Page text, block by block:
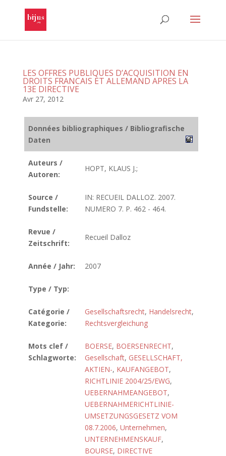
LES OFFRES PUBLIQUES D’ACQUISITION EN
DROITS FRANCAIS ET ALLEMAND APRES LA
13E DIRECTIVE
Avr 27, 2012
Données bibliographiques / Bibliografische
Daten
Auteurs /
Autoren:
HOPT, KLAUS J.;
Source /
Fundstelle:
IN: RECUEIL DALLOZ. 2007.
NUMERO 7. P. 462 - 464.
Revue /
Zeitschrift:
Recueil Dalloz
Année / Jahr: 2007
Type / Typ:
Catégorie /
Kategorie:
Gesellschaftsrecht, Handelsrecht,
Rechtsvergleichung
Mots clef /
Schlagworte:
BOERSE, BOERSENRECHT,
Gesellschaft, GESELLSCHAFT,
AKTIEN-, KAUFANGEBOT,
RICHTLINIE 2004/25/EWG,
UEBERNAHMEANGEBOT,
UEBERNAHMERICHTLINIE-
UMSETZUNGSGESETZ VOM
08.7.2006, Unternehmen,
UNTERNEHMENSKAUF,
BOURSE, DIRECTIVE